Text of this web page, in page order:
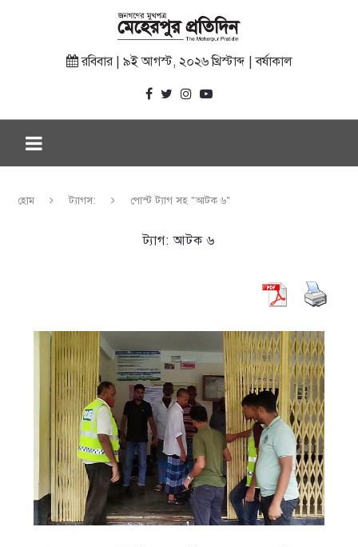
রবিবার | ৯ই আগস্ট, ২০২৬ খ্রিস্টাব্দ | বর্ষাকাল
হোম ট্যাগস: পোস্ট ট্যাগ সহ "আটক ৬"
ট্যাগ:আটক ৬